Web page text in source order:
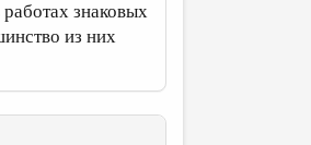
знаковых
из них